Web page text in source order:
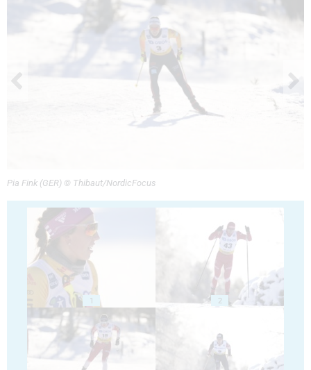
Pia Fink (GER) © Thibaut/NordicFocus
1 2